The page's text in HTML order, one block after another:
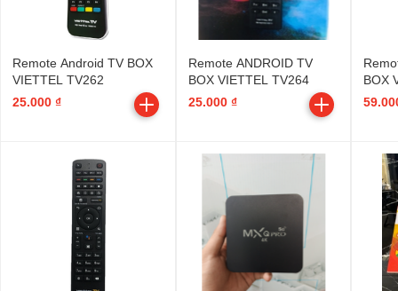
Remote Android TV BOX
VIETTEL TV262
25.000 ₫
Remote ANDROID TV
BOX VIETTEL TV264
25.000 ₫
BOX